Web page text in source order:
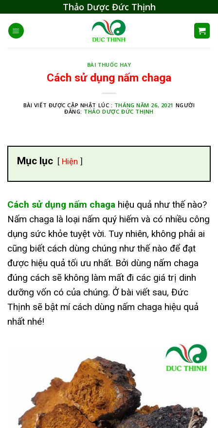
content
Thảo Dược Đức Thịnh
BÀI THUỐC HAY
Cách sử dụng nấm chaga
BÀI VIẾT ĐƯỢC CẬP NHẬT LÚC : THÁNG NĂM 26, 2021 NGƯỜI
ĐĂNG: THẢO DƯỢC ĐỨC THỊNH
Mục lục Hiện
Cách sử dụng nấm chaga hiệu quả như thế nào?
Nấm chaga là loại nấm quý hiếm và có nhiều công
dụng sức khỏe tuyệt vời. Tuy nhiên, không phải ai
cũng biết cách dùng chúng như thế nào để đạt
được hiệu quả tối ưu nhất. Bởi dùng nấm chaga
đúng cách sẽ không làm mất đi các giá trị dinh
dưỡng vốn có của chúng. Ở bài viết sau, Đức
Thịnh sẽ bật mí cách dùng nấm chaga hiệu quả
nhất nhé!